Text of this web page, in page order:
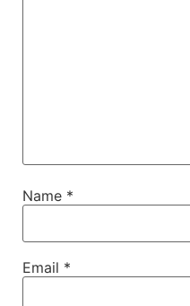
Name *
Email *